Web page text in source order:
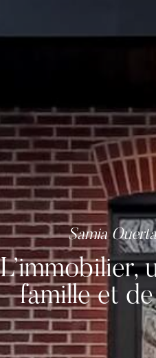
L’immobilier,
famille et